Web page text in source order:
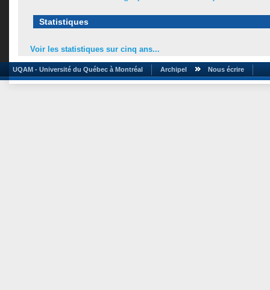
Statistiques
Voir les statistiques sur cinq ans...
UQAM - Université du Québec à Montréal Archipel Nous écrire